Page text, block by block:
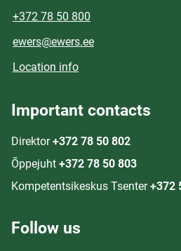
+372 78 50 800
ewers@ewers.ee
Location info
Important contacts
Direktor +372 78 50 802
Õppejuht +372 78 50 803
Kompetentsikeskus Tsenter +372
Follow us